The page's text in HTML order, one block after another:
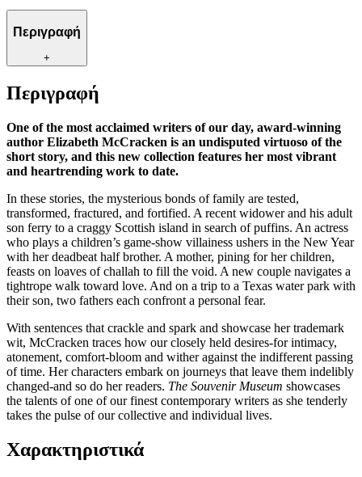
Περιγραφή
+
Περιγραφή
One of the most acclaimed writers of our day, award-winning
author Elizabeth McCracken is an undisputed virtuoso of the
short story, and this new collection features her most vibrant
and heartrending work to date.
In these stories, the mysterious bonds of family are tested,
transformed, fractured, and fortified. A recent widower and his adult
son ferry to a craggy Scottish island in search of puffins. An actress
who plays a children’s game-show villainess ushers in the New Year
with her deadbeat half brother. A mother, pining for her children,
feasts on loaves of challah to fill the void. A new couple navigates a
tightrope walk toward love. And on a trip to a Texas water park with
their son, two fathers each confront a personal fear.
With sentences that crackle and spark and showcase her trademark
wit, McCracken traces how our closely held desires-for intimacy,
atonement, comfort-bloom and wither against the indifferent passing
of time. Her characters embark on journeys that leave them indelibly
changed-and so do her readers. The Souvenir Museum showcases
the talents of one of our finest contemporary writers as she tenderly
takes the pulse of our collective and individual lives.
Χαρακτηριστικά